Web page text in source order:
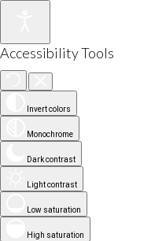
Accessibility Tools
Invert colors
Monochrome
Dark contrast
Light contrast
Low saturation
High saturation